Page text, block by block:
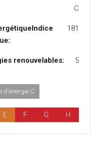
C
181
renouvelables: 5
d'énergie C
E F G H